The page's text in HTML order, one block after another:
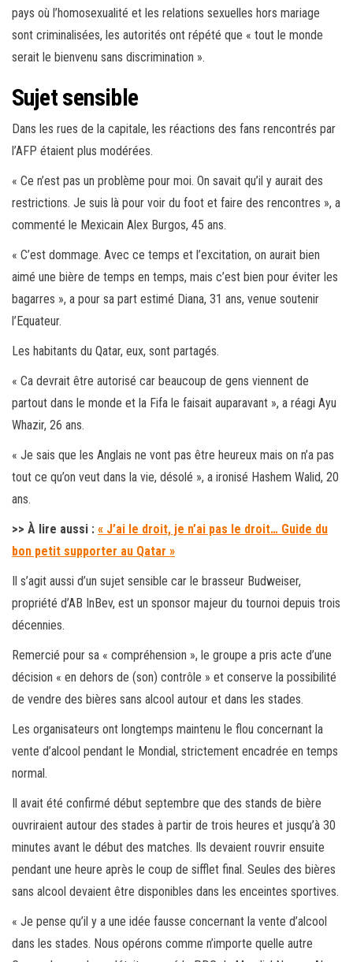
pays où l’homosexualité et les relations sexuelles hors mariage
sont criminalisées, les autorités ont répété que « tout le monde
serait le bienvenu sans discrimination ».
Sujet sensible
Dans les rues de la capitale, les réactions des fans rencontrés par
l’AFP étaient plus modérées.
« Ce n’est pas un problème pour moi. On savait qu’il y aurait des
restrictions. Je suis là pour voir du foot et faire des rencontres », a
commenté le Mexicain Alex Burgos, 45 ans.
« C’est dommage. Avec ce temps et l’excitation, on aurait bien
aimé une bière de temps en temps, mais c’est bien pour éviter les
bagarres », a pour sa part estimé Diana, 31 ans, venue soutenir
l’Equateur.
Les habitants du Qatar, eux, sont partagés.
« Ca devrait être autorisé car beaucoup de gens viennent de
partout dans le monde et la Fifa le faisait auparavant », a réagi Ayu
Whazir, 26 ans.
« Je sais que les Anglais ne vont pas être heureux mais on n’a pas
tout ce qu’on veut dans la vie, désolé », a ironisé Hashem Walid, 20
ans.
>> À lire aussi : « J’ai le droit, je n’ai pas le droit… Guide du
bon petit supporter au Qatar »
Il s’agit aussi d’un sujet sensible car le brasseur Budweiser,
propriété d’AB InBev, est un sponsor majeur du tournoi depuis trois
décennies.
Remercié pour sa « compréhension », le groupe a pris acte d’une
décision « en dehors de (son) contrôle » et conserve la possibilité
de vendre des bières sans alcool autour et dans les stades.
Les organisateurs ont longtemps maintenu le flou concernant la
vente d’alcool pendant le Mondial, strictement encadrée en temps
normal.
Il avait été confirmé début septembre que des stands de bière
ouvriraient autour des stades à partir de trois heures et jusqu’à 30
minutes avant le début des matches. Ils devaient rouvrir ensuite
pendant une heure après le coup de sifflet final. Seules des bières
sans alcool devaient être disponibles dans les enceintes sportives.
« Je pense qu’il y a une idée fausse concernant la vente d’alcool
dans les stades. Nous opérons comme n’importe quelle autre